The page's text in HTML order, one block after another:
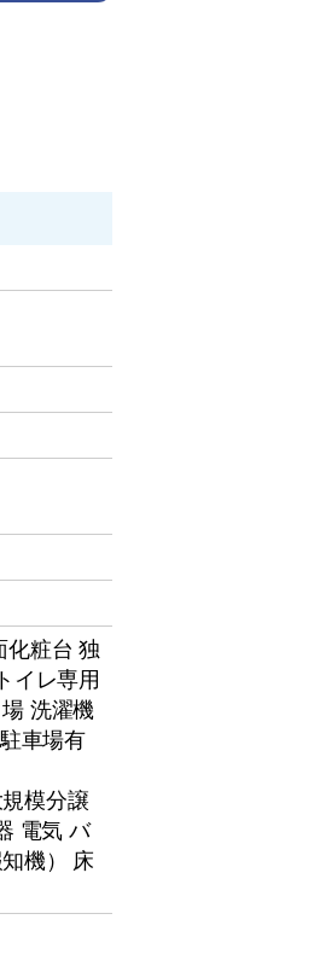
化粧台 独
トイレ専用
洗濯機
駐車場有
模分譲
電気 バ
機） 床